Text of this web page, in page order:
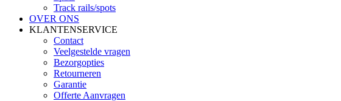
Track rails/spots
OVER ONS
KLANTENSERVICE
Contact
Veelgestelde vragen
Bezorgopties
Retourneren
Garantie
Offerte Aanvragen